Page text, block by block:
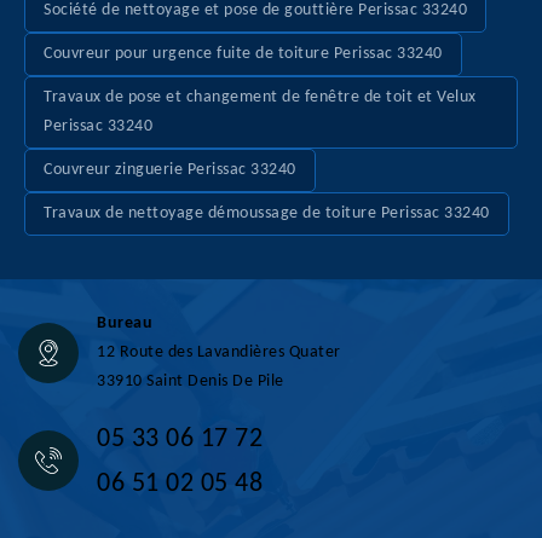
Société de nettoyage et pose de gouttière Perissac 33240
Couvreur pour urgence fuite de toiture Perissac 33240
Travaux de pose et changement de fenêtre de toit et Velux
Perissac 33240
Couvreur zinguerie Perissac 33240
Travaux de nettoyage démoussage de toiture Perissac 33240
Bureau
12 Route des Lavandières Quater
33910 Saint Denis De Pile
05 33 06 17 72
06 51 02 05 48